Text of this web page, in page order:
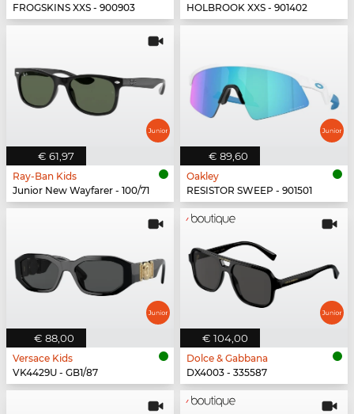
FROGSKINS XXS - 900903
HOLBROOK XXS - 901402
€ 61,97
Ray-Ban Kids
Junior New Wayfarer - 100/71
€ 89,60
Oakley
RESISTOR SWEEP - 901501
€ 88,00
Versace Kids
VK4429U - GB1/87
€ 104,00
Dolce & Gabbana
DX4003 - 335587